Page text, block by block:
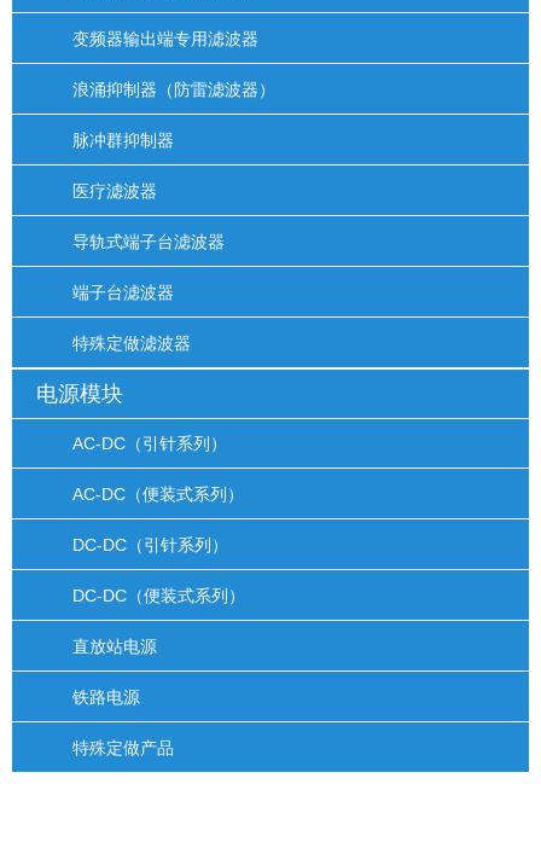
变频器输出端专用滤波器
浪涌抑制器（防雷滤波器）
脉冲群抑制器
医疗滤波器
导轨式端子台滤波器
端子台滤波器
特殊定做滤波器
电源模块
AC-DC（引针系列）
AC-DC（便装式系列）
DC-DC（引针系列）
DC-DC（便装式系列）
直放站电源
铁路电源
特殊定做产品